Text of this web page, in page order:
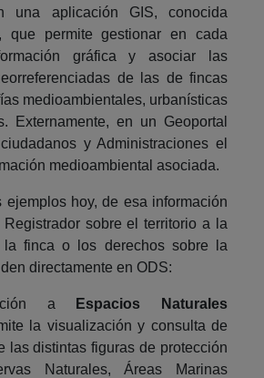
una aplicación GIS, conocida
que permite gestionar en cada
gráfica y asociar las
de las de fincas
medioambientales, urbanísticas
Externamente, en un Geoportal
y Administraciones el
medioambiental asociada.
ejemplos hoy, de esa información
sobre el territorio a la
la finca o los derechos sobre la
directamente en ODS:
a
Espacios Naturales
la visualización y consulta de
las distintas figuras de protección
Naturales, Áreas Marinas